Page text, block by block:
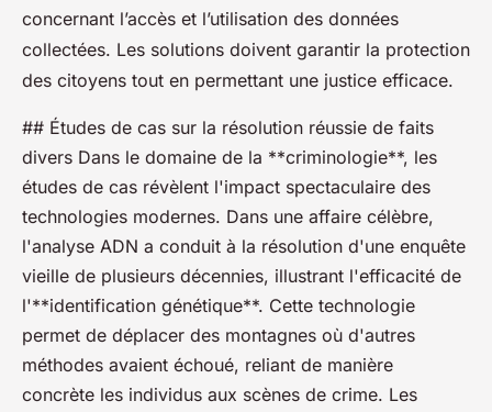
concernant l’accès et l’utilisation des données
collectées. Les solutions doivent garantir la protection
des citoyens tout en permettant une justice efficace.
## Études de cas sur la résolution réussie de faits
divers Dans le domaine de la **criminologie**, les
études de cas révèlent l'impact spectaculaire des
technologies modernes. Dans une affaire célèbre,
l'analyse ADN a conduit à la résolution d'une enquête
vieille de plusieurs décennies, illustrant l'efficacité de
l'**identification génétique**. Cette technologie
permet de déplacer des montagnes où d'autres
méthodes avaient échoué, reliant de manière
concrète les individus aux scènes de crime. Les